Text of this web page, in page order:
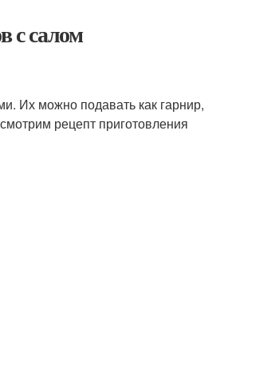
с салом
Их можно подавать как гарнир,
рецепт приготовления